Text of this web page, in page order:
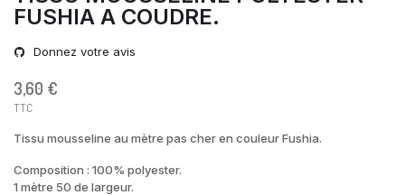
FUSHIA A COUDRE.
Donnez votre avis
3,60 €
TTC
Tissu mousseline au mètre pas cher en couleur Fushia.
Composition : 100% polyester.
1 mètre 50 de largeur.